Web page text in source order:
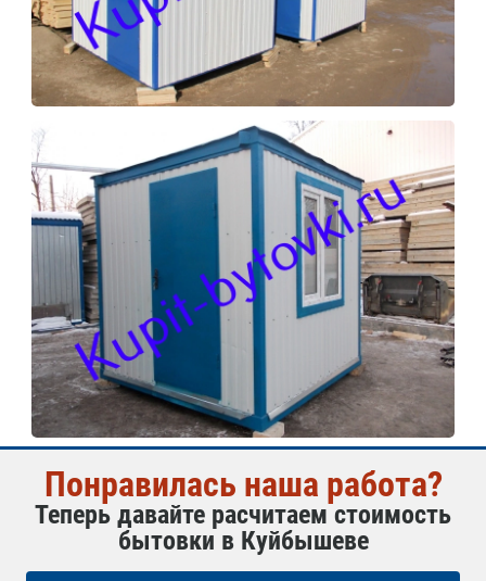
Понравилась наша работа?
Теперь давайте расчитаем стоимость
бытовки в Куйбышеве